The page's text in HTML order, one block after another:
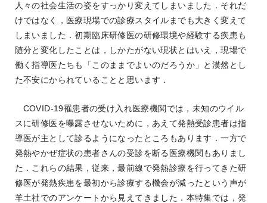
人々の社会生活の姿をすっかり変えてしまいました．それだ
けではなく，医療現場での診療スタイルまでも大きく変えて
しまいました．初期臨床研修医の研修環境や経験する疾患も
随分と変化したことは，しかたがない現状とはいえ，現場で
働く指導医たちも「このままでよいのだろうか」と漠然とし
た不安にかられていることと思います．
COVID-19罹患者の受け入れ医療機関では，未知のウイル
スに研修医を曝露させないために，あえて発熱受診患者は指
導医が主として診るようになったところもあります．一方で
発熱やかぜ症状の患者さんの受診を断る医療機関もありまし
た．これらの結果，従来，最前線で発熱診療を行ってきた研
修医が発熱疾患を最初から診療する機会が減ったという声が
羊土社でのアンケートから見えてきました．本特集では，発